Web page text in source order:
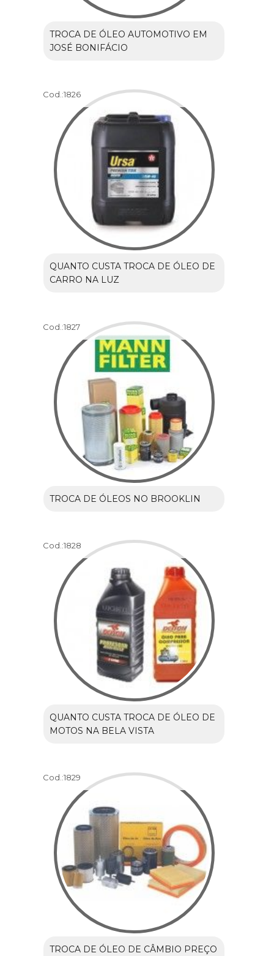
TROCA DE ÓLEO AUTOMOTIVO EM
JOSÉ BONIFÁCIO
Cod.:1826
QUANTO CUSTA TROCA DE ÓLEO DE
CARRO NA LUZ
Cod.:1827
TROCA DE ÓLEOS NO BROOKLIN
Cod.:1828
QUANTO CUSTA TROCA DE ÓLEO DE
MOTOS NA BELA VISTA
Cod.:1829
TROCA DE ÓLEO DE CÂMBIO PREÇO